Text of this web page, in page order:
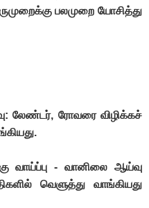
பலமுறை யோசித்து
லேண்டர், ரோவரை விழிக்கச்
வாய்ப்பு - வானிலை ஆய்வு
வெளுத்து வாங்கியது